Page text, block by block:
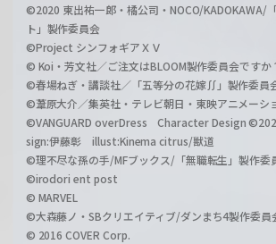
©2020 東出祐一郎・橘公司・NOCO/KADOKAWA/
ト」製作委員会
©Project シンフォギアＸＶ
© Koi・芳文社／ご注文はBLOOM製作委員会ですか
©春場ねぎ・講談社／「五等分の花嫁∬」製作委員
©葦原大介／集英社・テレビ朝日・東映アニメーシ
©VANGUARD overDress Character Design
sign:伊藤彰 illust:Kinema citrus/獣道
©理不尽な孫の手/MFブックス/「無職転生」製作委
©irodori ent post
© MARVEL
©大森藤ノ・SBクリエイティブ/ダンまち4製作委員
© 2016 COVER Corp.